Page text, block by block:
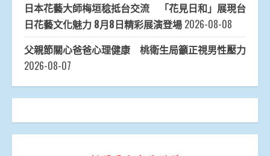
日本花藝大師梅垣稔抵台交流 「花見日和」展現台
日花藝文化魅力 8月8日精彩展演登場 2026-08-08
父親節關心爸爸心理健康 桃衛生局籲正視男性壓力
2026-08-07